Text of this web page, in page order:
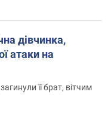
дівчинка,
атаки на
її брат, вітчим